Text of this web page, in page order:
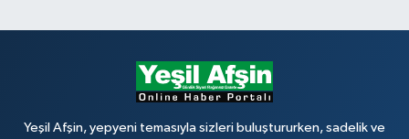
Yeşil Afşin, yepyeni temasıyla sizleri buluştururken, sadelik ve